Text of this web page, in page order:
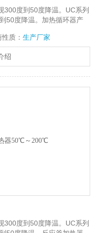
300度到50度降温。UC系列
50度降温。加热循环器产
质： 生产厂家
绍
300度到50度降温。UC系列